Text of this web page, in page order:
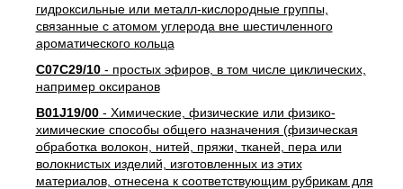
гидроксильные или металл-кислородные группы,
связанные с атомом углерода вне шестичленного
ароматического кольца
C07C29/10- простых эфиров, в том числе циклических,
например оксиранов
B01J19/00- Химические, физические или физико-
химические способы общего назначения (физическая
обработка волокон, нитей, пряжи, тканей, пера или
волокнистых изделий, изготовленных из этих
материалов, отнесена к соответствующим рубрикам для